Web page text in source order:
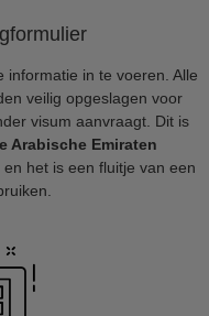
informatie in te voeren. Alle
veilig opgeslagen voor
visum aanvraagt. Dit is
Arabische Emiraten
het is een fluitje van een